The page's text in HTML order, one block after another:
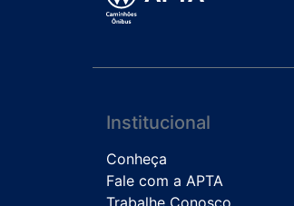
Institucional
Conheça
Fale com a APTA